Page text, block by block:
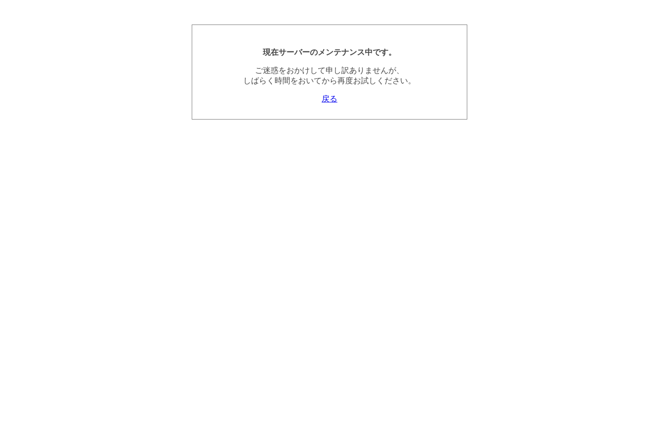
現在サーバーのメンテナンス中です。
ご迷惑をおかけして申し訳ありませんが、
しばらく時間をおいてから再度お試しください。
戻る